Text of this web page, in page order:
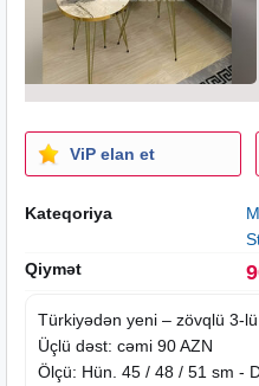
ViP elan et
Kateqoriya
Qiymət
Türkiyədən yeni – zövqlü 3-
Üçlü dəst: cəmi 90 AZN
Ölçü: Hün. 45 / 48 / 51 sm -